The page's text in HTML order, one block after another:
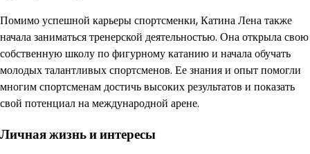
Помимо успешной карьеры спортсменки, Катина Лена также
начала заниматься тренерской деятельностью. Она открыла свою
собственную школу по фигурному катанию и начала обучать
молодых талантливых спортсменов. Ее знания и опыт помогли
многим спортсменам достичь высоких результатов и показать
свой потенциал на международной арене.
Личная жизнь и интересы